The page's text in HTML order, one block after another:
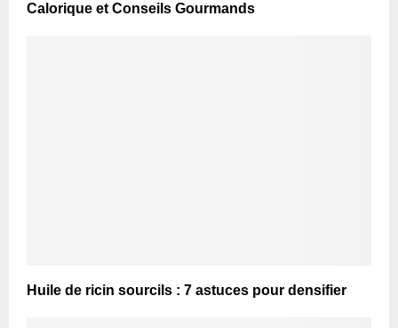
Calorique et Conseils Gourmands
Huile de ricin sourcils : 7 astuces pour densifier